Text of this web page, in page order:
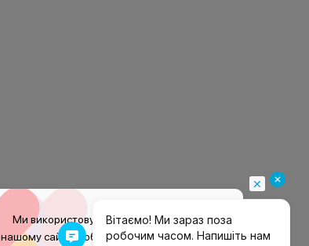
Ми використовуємо файли cookieна
нашому сайті, щоб покращити ваш досвід